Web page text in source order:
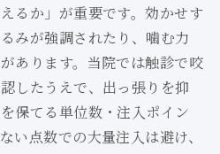
るか」が重要です。効かせす
みが強調されたり、噛む力
あります。当院では触診で咬
したうえで、出っ張りを抑
保てる単位数・注入ポイン
い点数での大量注入は避け、